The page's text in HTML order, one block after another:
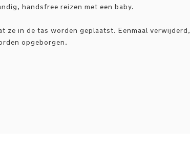
handsfree reizen met een baby.
ze in de tas worden geplaatst. Eenmaal verwijderd,
opgeborgen.